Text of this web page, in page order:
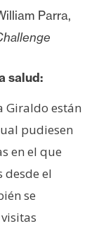
Parra,
salud:
Giraldo están
pudiesen
en el que
desde el
se